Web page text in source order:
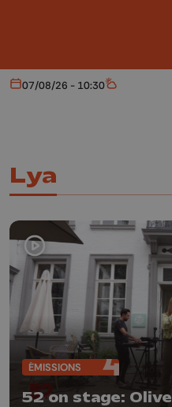
Aujourd'hui
07/08/26 - 10:30 Météo
Lya
ÉMISSIONS
52 on stage: Olive